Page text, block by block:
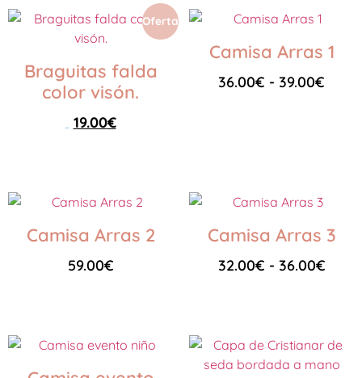
Oferta
Braguitas falda
color visón.
19.00€
Camisa Arras 1
36.00€ - 39.00€
Camisa Arras 2
59.00€
Camisa Arras 3
32.00€ - 36.00€